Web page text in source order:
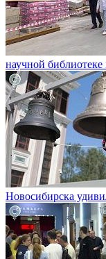
научной
Новосибирска